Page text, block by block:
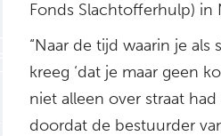
Fonds Slachtofferhulp) in
“Naar de tijd waarin je
kreeg ‘dat je maar geen
niet alleen over straat
doordat de bestuurder